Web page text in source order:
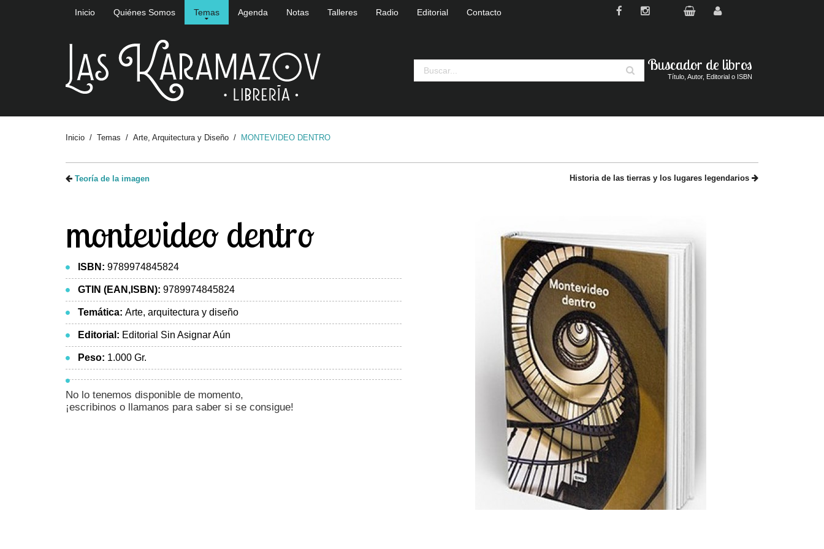
Inicio Quiénes Somos Temas Agenda Notas Talleres Radio Editorial Contacto
Buscador de libros
Título, Autor, Editorial o ISBN
Inicio Temas Arte, Arquitectura y Diseño MONTEVIDEO DENTRO
Teoría de la imagen Historia de las tierras y los lugares legendarios
montevideo dentro
ISBN: 9789974845824
GTIN (EAN,ISBN): 9789974845824
Temática: Arte, arquitectura y diseño
Editorial: Editorial Sin Asignar Aún
Peso: 1.000 Gr.
No lo tenemos disponible de momento,
¡escribinos o llamanos para saber si se consigue!